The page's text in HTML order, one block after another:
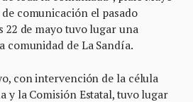
comunicación el pasado
22 de mayo tuvo lugar una
comunidad de La Sandía.
con intervención de la célula
y la Comisión Estatal, tuvo lugar